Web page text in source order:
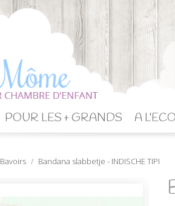
POUR LES + GRANDS A
Bavoirs Bandana slabbetje - INDISCHE TIPI